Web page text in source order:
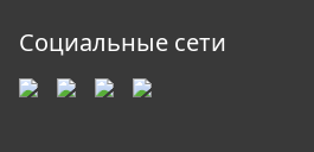
Социальные сети